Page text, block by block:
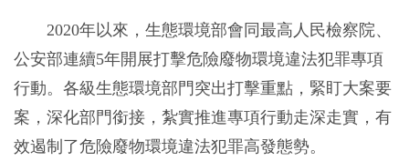
2020年以來，生態環境部會同最高人民檢察院、
公安部連續5年開展打擊危險廢物環境違法犯罪專項
行動。各級生態環境部門突出打擊重點，緊盯大案要
案，深化部門銜接，紮實推進專項行動走深走實，有
效遏制了危險廢物環境違法犯罪高發態勢。